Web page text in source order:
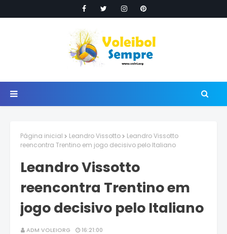
Página inicial Leandro Vissotto
Leandro Vissotto
reencontra Trentino em jogo decisivo pelo Italiano
Leandro Vissotto
reencontra Trentino em
jogo decisivo pelo Italiano
ADM VOLEIORG 16:21:00